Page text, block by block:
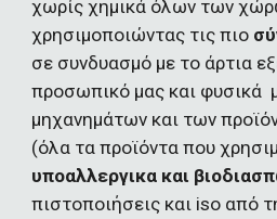
χωρίς χημικά όλων των
χρησιμοποιώντας τις πιο
σε συνδυασμό με το άρτια
προσωπικό μας και φυσικά
μηχανημάτων και των
υποαλλεργικα και
πιστοποιήσεις και iso από